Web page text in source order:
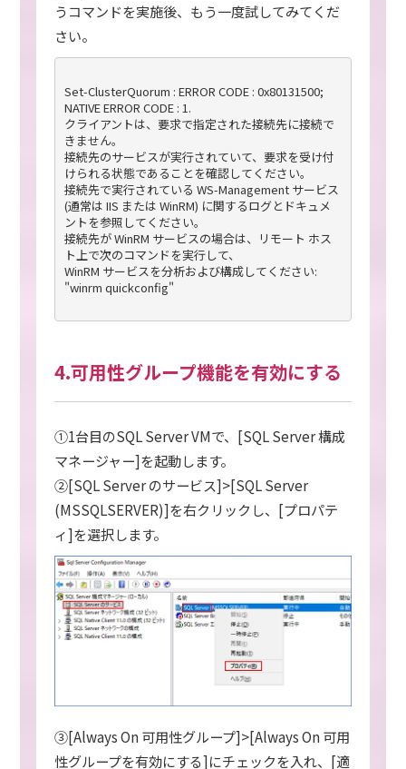
うコマンドを実施後、もう一度試してみてくだ
さい。
Set-ClusterQuorum : ERROR CODE : 0x80131500;
NATIVE ERROR CODE : 1.
クライアントは、要求で指定された接続先に接続で
きません。
接続先のサービスが実行されていて、要求を受け付
けられる状態であることを確認してください。
接続先で実行されている WS-Management サービス
(通常は IIS または WinRM) に関するログとドキュメ
ントを参照してください。
接続先が WinRM サービスの場合は、リモート ホス
ト上で次のコマンドを実行して、
WinRM サービスを分析および構成してください:
"winrm quickconfig"
4.可用性グループ機能を有効にする
①1台目のSQL Server VMで、[SQL Server 構成
マネージャー]を起動します。
②[SQL Server のサービス]>[SQL Server
(MSSQLSERVER)]を右クリックし、[プロパテ
ィ]を選択します。
③[Always On 可用性グループ]>[Always On 可用
性グループを有効にする]にチェックを入れ、[適